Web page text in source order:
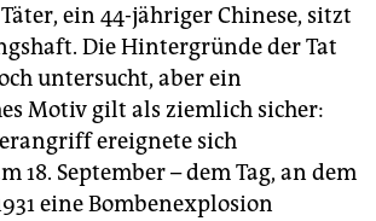
ein 44-jähriger Chinese, sitzt
Die Hintergründe der Tat
untersucht, aber ein
Motiv gilt als ziemlich sicher:
ereignete sich
18. September – dem Tag, an dem
eine Bombenexplosion